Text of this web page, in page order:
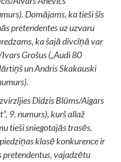
Domājams, ka tieši šīs
pretendentes uz uzvaru
ka šajā divcīņā var
Grošus („Audi 80
un Andris Skakauski
Didzis Blūms/Aigars
9. numurs), kurš allaž
tieši sniegotajās trasēs.
klasē konkurence ir
pretendentus, vajadzētu